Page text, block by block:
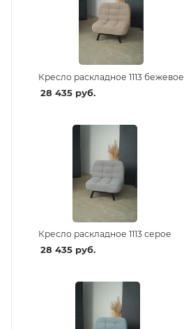
Кресло раскладное 1113 бежевое
28 435руб.
Кресло раскладное 1113 серое
28 435руб.